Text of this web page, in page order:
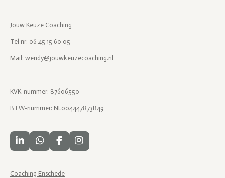
Jouw Keuze Coaching
Tel nr: 06 45 15 60 05
Mail: wendy@jouwkeuzecoaching.nl
KVK-nummer: 87606550
BTW-nummer: NL004447873B49
L
i
k
W
h
t
F
a
e
I
n
Coaching Enschede